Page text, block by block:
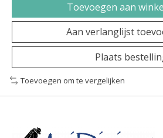
Toevoegen aan
Aan verlanglijst
Plaats
Toevoegen om te vergelijken